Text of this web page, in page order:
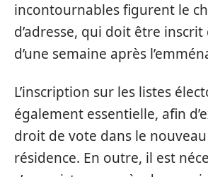
incontournables figurent le
d’adresse, qui doit être
d’une semaine après
L’inscription sur les listes
également essentielle, afin
droit de vote dans le
résidence. En outre, il est